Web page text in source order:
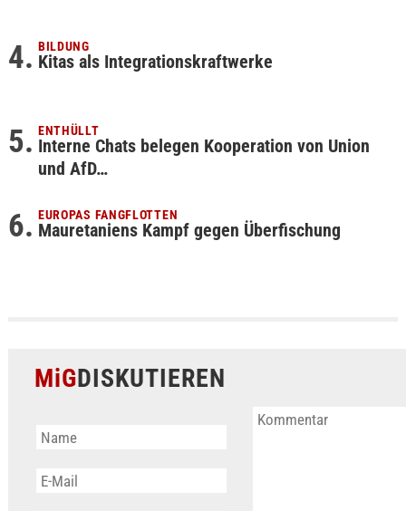
BILDUNG
Kitas als Integrationskraftwerke
ENTHÜLLT
Interne Chats belegen Kooperation von Union
und AfD…
EUROPAS FANGFLOTTEN
Mauretaniens Kampf gegen Überfischung
MiGDISKUTIEREN